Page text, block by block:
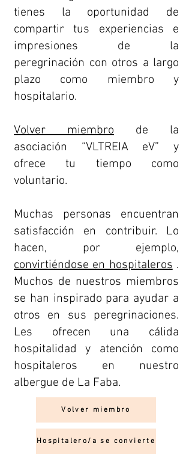
tienes la oportunidad de
compartir tus experiencias e
impresiones de la
peregrinación con otros a largo
plazo como miembro y
hospitalario.
Volver miembro de la
asociación “VLTREIA eV” y
ofrece tu tiempo como
voluntario.
Muchas personas encuentran
satisfacción en contribuir. Lo
hacen, por ejemplo,
convirtiéndose en hospitaleros.
Muchos de nuestros miembros
se han inspirado para ayudar a
otros en sus peregrinaciones.
Les ofrecen una cálida
hospitalidad y atención como
hospitaleros en nuestro
albergue de La Faba.
Volver miembro
Hospitalero/a se convierte